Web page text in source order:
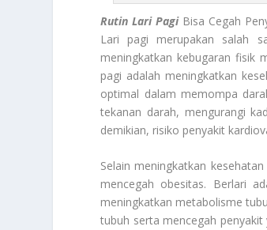
Rutin Lari PagiBisa Cegah
Lari pagi merupakan salah
meningkatkan kebugaran fisik
pagi adalah meningkatkan
optimal dalam memompa
tekanan darah, mengurangi
demikian, risiko penyakit
Selain meningkatkan
mencegah obesitas. Berlari
meningkatkan metabolisme
tubuh serta mencegah